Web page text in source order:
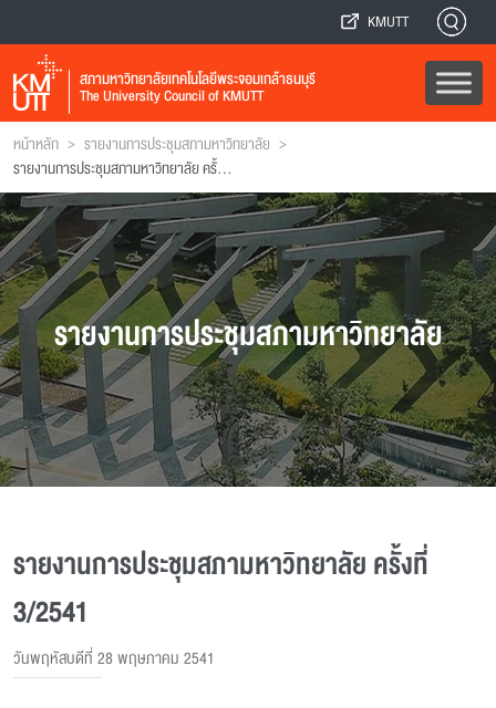
KMUTT
สภามหาวิทยาลัยเทคโนโลยีพระจอมเกล้าธนบุรี
The University Council of KMUTT
หน้าหลัก > รายงานการประชุมสภามหาวิทยาลัย >
รายงานการประชุมสภามหาวิทยาลัย ครั้งที่ 3/2541
รายงานการประชุมสภามหาวิทยาลัย
รายงานการประชุมสภามหาวิทยาลัย ครั้งที่
3/2541
วันพฤหัสบดีที่ 28 พฤษภาคม 2541